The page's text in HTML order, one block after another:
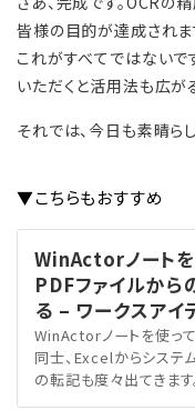
皆様の目的が達成され
これがすべてではないで
いただくと活用法も広が
それでは、今日も素晴ら
▼こちらもおすすめ
WinActorノートを
PDFファイルから
る – ワークスアイ
WinActorノートを使っ
同士、Excelからシステ
の転記も度々出てきます